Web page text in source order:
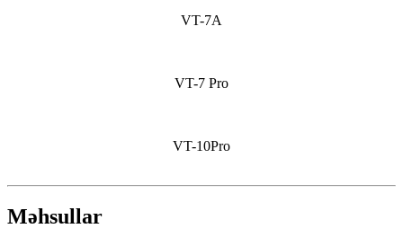
VT-7A
VT-7 Pro
VT-10Pro
Məhsullar